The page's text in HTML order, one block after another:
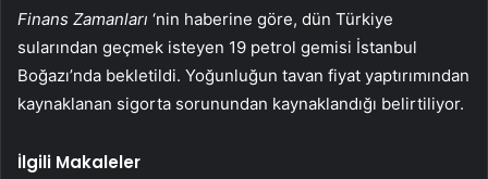
Finans Zamanları ‘nin haberine göre, dün Türkiye
sularından geçmek isteyen 19 petrol gemisi İstanbul
Boğazı’nda bekletildi. Yoğunluğun tavan fiyat yaptırımından
kaynaklanan sigorta sorunundan kaynaklandığı belirtiliyor.
İlgili Makaleler